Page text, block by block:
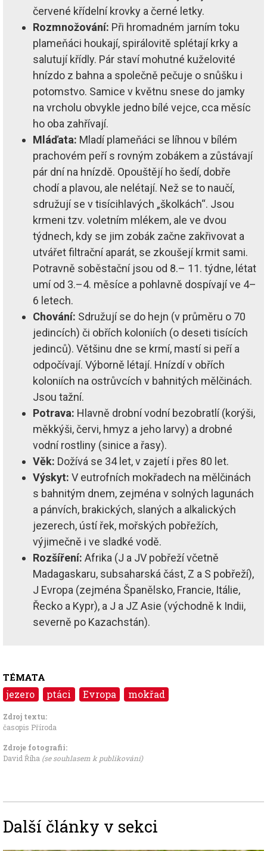
červené křídelní krovky a černé letky.
Rozmnožování: Při hromadném jarním toku
plameňáci houkají, spirálovitě splétají krky a
salutují křídly. Pár staví mohutné kuželovité
hnízdo z bahna a společně pečuje o snůšku i
potomstvo. Samice v květnu snese do jamky
na vrcholu obvykle jedno bílé vejce, cca měsíc
ho oba zahřívají.
Mláďata: Mladí plameňáci se líhnou v bílém
prachovém peří s rovným zobákem a zůstávají
pár dní na hnízdě. Opouštějí ho šedí, dobře
chodí a plavou, ale nelétají. Než se to naučí,
sdružují se v tisícihlavých „školkách“. Jsou
krmeni tzv. voletním mlékem, ale ve dvou
týdnech, kdy se jim zobák začne zakřivovat a
utvářet filtrační aparát, se zkoušejí krmit sami.
Potravně soběstační jsou od 8.– 11. týdne, létat
umí od 3.–4. měsíce a pohlavně dospívají ve 4–
6 letech.
Chování: Sdružují se do hejn (v průměru o 70
jedincích) či obřích koloniích (o deseti tisících
jedinců). Většinu dne se krmí, mastí si peří a
odpočívají. Výborně létají. Hnízdí v obřích
koloniích na ostrůvcích v bahnitých mělčinách.
Jsou tažní.
Potrava: Hlavně drobní vodní bezobratlí (korýši,
měkkýši, červi, hmyz a jeho larvy) a drobné
vodní rostliny (sinice a řasy).
Věk: Dožívá se 34 let, v zajetí i přes 80 let.
Výskyt: V eutrofních mokřadech na mělčinách
s bahnitým dnem, zejména v solných lagunách
a pánvích, brakických, slaných a alkalických
jezerech, ústí řek, mořských pobřežích,
výjimečně i ve sladké vodě.
Rozšíření: Afrika (J a JV pobřeží včetně
Madagaskaru, subsaharská část, Z a S pobřeží),
J Evropa (zejména Španělsko, Francie, Itálie,
Řecko a Kypr), a J a JZ Asie (východně k Indii,
severně po Kazachstán).
TÉMATA
jezero ptáci Evropa mokřad
Zdroj textu:
časopis Příroda
Zdroje fotografii:
David Říha (se souhlasem k publikování)
Další články v sekci